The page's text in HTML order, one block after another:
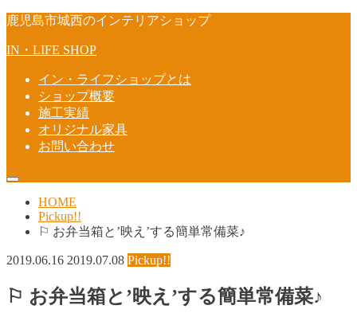
鹿児島市城西のインテリアショップ
IN・LIFE SHOP
イン・ライフショップとは
ショップ概要
施工実績
オリジナル家具
お問い合わせ
HOME
Pickup!!
⚐ お弁当箱と’映え’する簡単常備菜♪
2019.06.16 2019.07.08 Pickup!!
⚐ お弁当箱と’映え’する簡単常備菜♪